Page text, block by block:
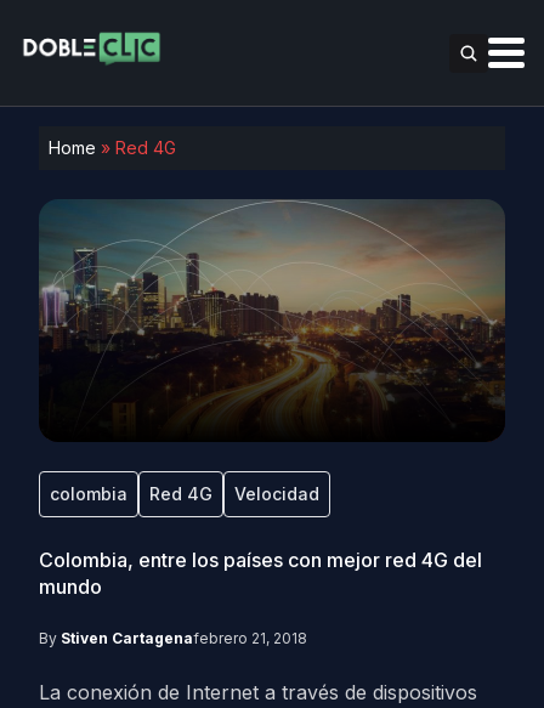
Home » Red 4G
colombia Red 4G Velocidad
Colombia, entre los países con mejor red 4G del
mundo
By Stiven Cartagenafebrero 21, 2018
La conexión de Internet a través de dispositivos